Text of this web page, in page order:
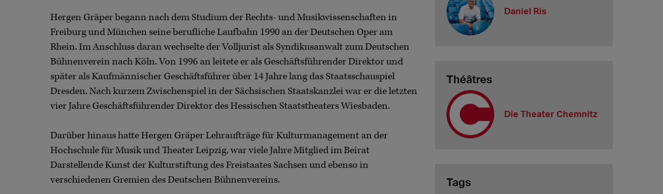
Hergen Gräper begann nach dem Studium der Rechts- und Musikwissenschaften in
Freiburg und München seine berufliche Laufbahn 1990 an der Deutschen Oper am
Rhein. Im Anschluss daran wechselte der Volljurist als Syndikusanwalt zum Deutschen
Bühnenverein nach Köln. Von 1996 an leitete er als Geschäftsführender Direktor und
später als Kaufmännischer Geschäftsführer über 14 Jahre lang das Staatsschauspiel
Dresden. Nach kurzem Zwischenspiel in der Sächsischen Staatskanzlei war er die letzten
vier Jahre Geschäftsführender Direktor des Hessischen Staatstheaters Wiesbaden.
Darüber hinaus hatte Hergen Gräper Lehraufträge für Kulturmanagement an der
Hochschule für Musik und Theater Leipzig, war viele Jahre Mitglied im Beirat
Darstellende Kunst der Kulturstiftung des Freistaates Sachsen und ebenso in
verschiedenen Gremien des Deutschen Bühnenvereins.
Daniel Ris
Théâtres
Die Theater Chemnitz
Tags